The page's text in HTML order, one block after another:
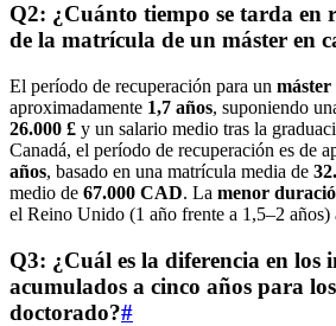
Q2: ¿Cuánto tiempo se tarda en
de la matrícula de un máster en
El período de recuperación para un máster
aproximadamente 1,7 años, suponiendo
26.000 £ y un salario medio tras la
Canadá, el período de recuperación es de
años, basado en una matrícula media de
medio de 67.000 CAD. La menor
el Reino Unido (1 año frente a 1,5–2 años)
Q3: ¿Cuál es la diferencia en los
acumulados a cinco años para
doctorado?#